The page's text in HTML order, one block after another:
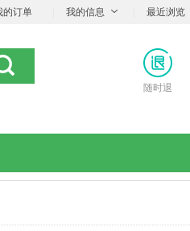
的订单 我的信息 最近浏览
随时退